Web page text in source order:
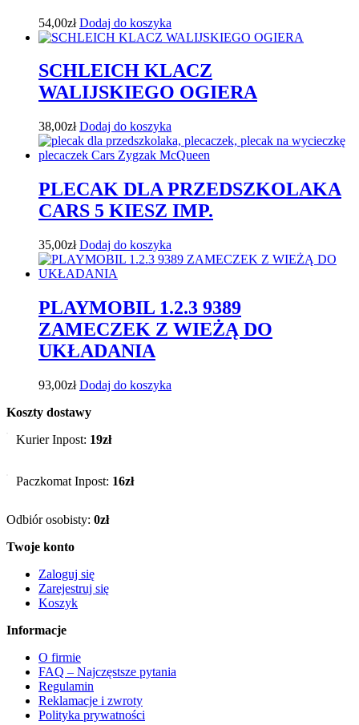
54,00zł Dodaj do koszyka
SCHLEICH KLACZ
WALIJSKIEGO OGIERA
38,00zł Dodaj do koszyka
PLECAK DLA PRZEDSZKOLAKA
CARS 5 KIESZ IMP.
35,00zł Dodaj do koszyka
PLAYMOBIL 1.2.3 9389
ZAMECZEK Z WIEŻĄ DO
UKŁADANIA
93,00zł Dodaj do koszyka
Koszty dostawy
Kurier Inpost: 19zł
Paczkomat Inpost: 16zł
Odbiór osobisty: 0zł
Twoje konto
Zaloguj się
Zarejestruj się
Koszyk
Informacje
O firmie
FAQ – Najczęstsze pytania
Regulamin
Reklamacje i zwroty
Polityka prywatności